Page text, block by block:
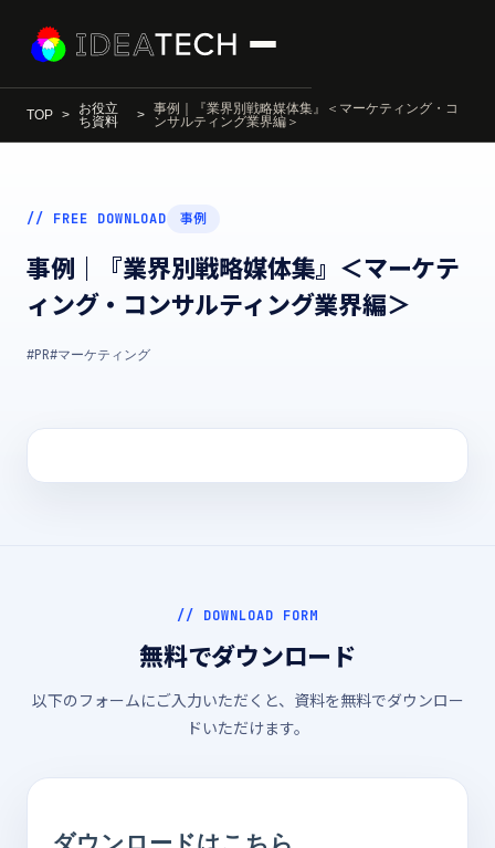
TOP
お役立
ち資料
事例｜『業界別戦略媒体集』＜マーケティング・コ
ンサルティング業界編＞
// FREE DOWNLOAD 事例
事例｜『業界別戦略媒体集』＜マーケテ
ィング・コンサルティング業界編＞
#PR#マーケティング
// DOWNLOAD FORM
無料でダウンロード
以下のフォームにご入力いただくと、資料を無料でダウンロー
ドいただけます。